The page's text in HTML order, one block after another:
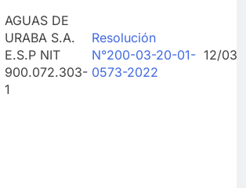
AGUAS DE
URABA S.A.
E.S.P NIT
900.072.303-
1
Resolución
N°200-03-20-01-
0573-2022
12/03/